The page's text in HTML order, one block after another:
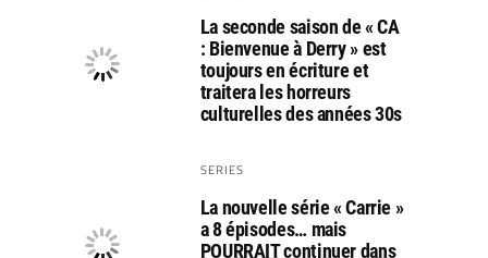
La seconde saison de « CA
: Bienvenue à Derry » est
toujours en écriture et
traitera les horreurs
culturelles des années 30s
SERIES
La nouvelle série « Carrie »
a 8 épisodes… mais
POURRAIT continuer dans